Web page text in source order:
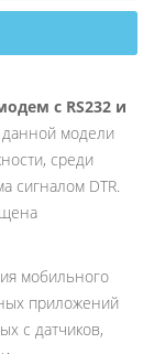
с RS232 и
модели
среди
сигналом DTR.
мобильного
приложений
с датчиков,